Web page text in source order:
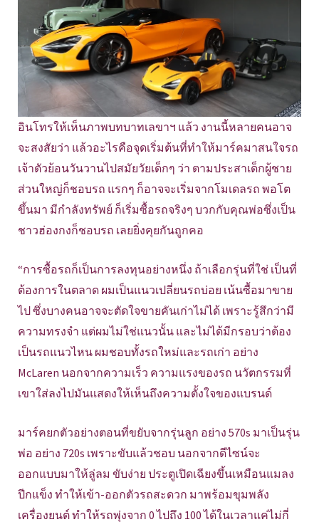
อินโทรให้เห็นภาพบทบาทเลขาฯ แล้ว งานนี้หลายคนอาจ
จะสงสัยว่า แล้วอะไรคือจุดเริ่มต้นที่ทำให้มาร์คมาสนใจรถ
เจ้าตัวย้อนวันวานไปสมัยวัยเด็กๆ ว่า ตามประสาเด็กผู้ชาย
ส่วนใหญ่ก็ชอบรถ แรกๆ ก็อาจจะเริ่มจากโมเดลรถ พอโต
ขึ้นมา มีกำลังทรัพย์ ก็เริ่มซื้อรถจริงๆ บวกกับคุณพ่อซึ่งเป็น
ชาวฮ่องกงก็ชอบรถ เลยยิ่งคุยกันถูกคอ
“การซื้อรถก็เป็นการลงทุนอย่างหนึ่ง ถ้าเลือกรุ่นที่ใช่ เป็นที่
ต้องการในตลาด ผมเป็นแนวเปลี่ยนรถบ่อย เน้นซื้อมาขาย
ไป ซึ่งบางคนอาจจะตัดใจขายคันเก่าไม่ได้ เพราะรู้สึกว่ามี
ความทรงจำ แต่ผมไม่ใช่แนวนั้น และไม่ได้มีกรอบว่าต้อง
เป็นรถแนวไหน ผมชอบทั้งรถใหม่และรถเก่า อย่าง
McLaren นอกจากความเร็ว ความแรงของรถ นวัตกรรมที่
เขาใส่ลงไปมันแสดงให้เห็นถึงความตั้งใจของแบรนด์
มาร์คยกตัวอย่างตอนที่ขยับจากรุ่นลูก อย่าง 570s มาเป็นรุ่น
พ่อ อย่าง 720s เพราะขับแล้วชอบ นอกจากดีไซน์จะ
ออกแบบมาให้ลู่ลม ขับง่าย ประตูเปิดเฉียงขึ้นเหมือนแมลง
ปีกแข็ง ทำให้เข้า-ออกตัวรถสะดวก มาพร้อมขุมพลัง
เครื่องยนต์ ทำให้รถพุ่งจาก 0 ไปถึง 100 ได้ในเวลาแค่ไม่กี่